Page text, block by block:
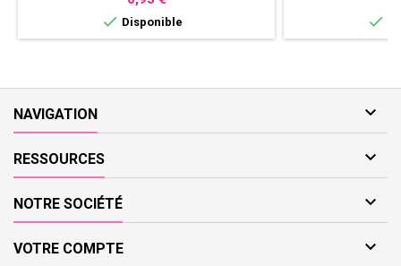
 Disponible 
NAVIGATION 
RESSOURCES 
NOTRE SOCIÉTÉ 
VOTRE COMPTE 